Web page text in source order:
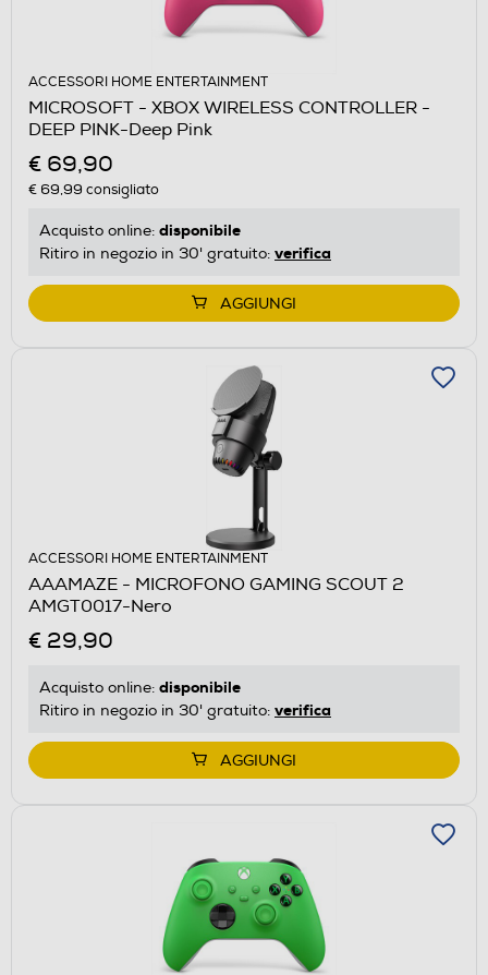
ACCESSORI HOME ENTERTAINMENT
MICROSOFT - XBOX WIRELESS CONTROLLER -
DEEP PINK-Deep Pink
€ 69,90
€ 69,99 consigliato
Acquisto online: disponibile
Ritiro in negozio in 30' gratuito: verifica
AGGIUNGI
ACCESSORI HOME ENTERTAINMENT
AAAMAZE - MICROFONO GAMING SCOUT 2
AMGT0017-Nero
€ 29,90
Acquisto online: disponibile
Ritiro in negozio in 30' gratuito: verifica
AGGIUNGI